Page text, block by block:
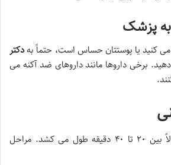
کنید یا پوستتان حساس است، حتماً بهدکتر
برخی داروها مانند داروهای ضد آکنه می
جلسه لیزر بیکینی معمولاً بین ۲۰ تا ۴۰ دقیقه طول می کشد. مراحل